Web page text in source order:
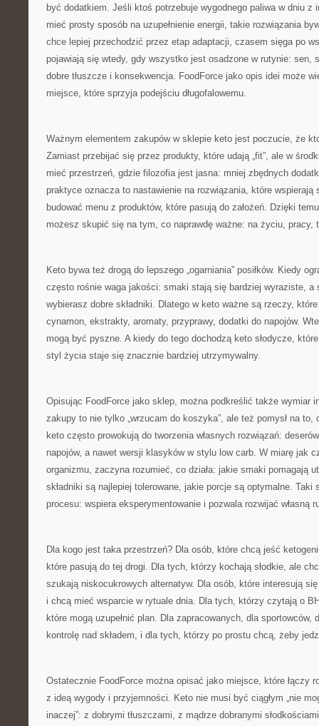
być dodatkiem. Jeśli ktoś potrzebuje wygodnego paliwa w dniu z
mieć prosty sposób na uzupełnienie energii, takie rozwiązania
chce lepiej przechodzić przez etap adaptacji, czasem sięga po
pojawiają się wtedy, gdy wszystko jest osadzone w rutynie: sen,
dobre tłuszcze i konsekwencja. FoodForce jako opis idei może
miejsce, które sprzyja podejściu długofalowemu.
Ważnym elementem zakupów w sklepie keto jest poczucie, że
Zamiast przebijać się przez produkty, które udają „fit”, ale w
mieć przestrzeń, gdzie filozofia jest jasna: mniej zbędnych
praktyce oznacza to nastawienie na rozwiązania, które wspierają
budować menu z produktów, które pasują do założeń. Dzięki
możesz skupić się na tym, co naprawdę ważne: na życiu, pracy,
Keto bywa też drogą do lepszego „ogarniania” posiłków. Kiedy
często rośnie waga jakości: smaki stają się bardziej wyraziste,
wybierasz dobre składniki. Dlatego w keto ważne są rzeczy,
cynamon, ekstrakty, aromaty, przyprawy, dodatki do napojów.
mogą być pyszne. A kiedy do tego dochodzą keto słodycze,
styl życia staje się znacznie bardziej utrzymywalny.
Opisując FoodForce jako sklep, można podkreślić także wymiar
zakupy to nie tylko „wrzucam do koszyka”, ale też pomysł na
keto często prowokują do tworzenia własnych rozwiązań:
napojów, a nawet wersji klasyków w stylu low carb. W miarę jak
organizmu, zaczyna rozumieć, co działa: jakie smaki pomagają
składniki są najlepiej tolerowane, jakie porcje są optymalne. Taki
procesu: wspiera eksperymentowanie i pozwala rozwijać własną
Dla kogo jest taka przestrzeń? Dla osób, które chcą jeść
które pasują do tej drogi. Dla tych, którzy kochają słodkie, ale
szukają niskocukrowych alternatyw. Dla osób, które interesują
i chcą mieć wsparcie w rytuale dnia. Dla tych, którzy czytają o
które mogą uzupełnić plan. Dla zapracowanych, dla
kontrolę nad składem, i dla tych, którzy po prostu chcą, żeby
Ostatecznie FoodForce można opisać jako miejsce, które łączy
z ideą wygody i przyjemności. Keto nie musi być ciągłym „nie
inaczej”: z dobrymi tłuszczami, z mądrze dobranymi